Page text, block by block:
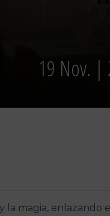
19 Nov. |
la magia, enlazando